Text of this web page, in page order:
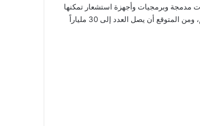
مدمجة وبرمجيات وأجهزة استشعار تمكنها
من الاتصال بالإنترنت والتواصل مع الأجهزة الأخرى. حجم هذه الشبكة هائل: في 2026، هناك أكثر من 18 مليار جهاز IoT متصل حول العالم، ومن المتوقع أن يصل العدد إلى 30 ملياراً